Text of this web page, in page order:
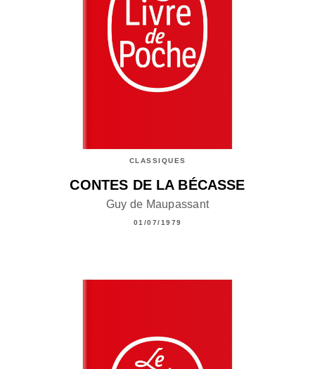
CLASSIQUES
CONTES DE LA BÉCASSE
Guy de Maupassant
01/07/1979